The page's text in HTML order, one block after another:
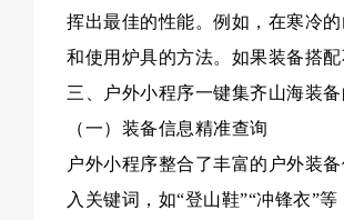
挥出最佳的性能。例如，在寒冷
和使用炉具的方法。如果装备搭
三、户外小程序一键集齐山海装
（一）装备信息精准查询
户外小程序整合了丰富的户外装
入关键词，如“登山鞋”“冲锋衣”